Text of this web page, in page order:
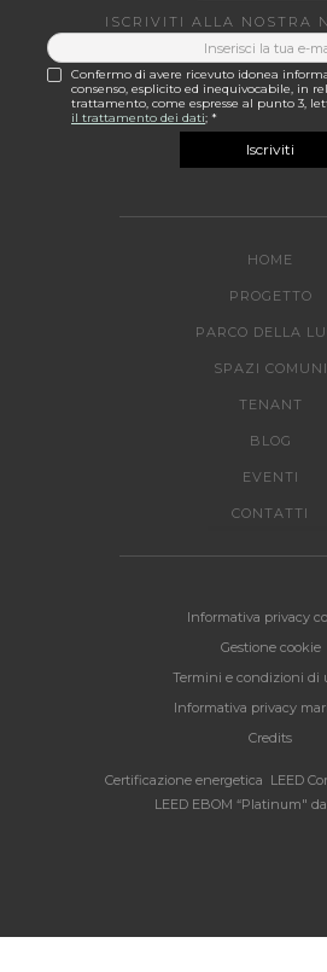
ISCRIVITI ALLA NOSTRA
Confermo di avere ricevuto idonea
consenso, esplicito ed inequivocabile, in
trattamento, come espresse al punto 3,
il trattamento dei dati; *
HOME
PROGETTO
PARCO DELLA
SPAZI COMUNI
TENANT
BLOG
EVENTI
CONTATTI
Informativa privacy
Gestione cookie
Termini e condizioni di
Informativa privacy
Credits
Certificazione energetica LEED
LEED EBOM “Platinum"